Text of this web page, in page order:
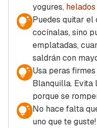
yogures, helados
Puedes quitar el
cocínalas, sino
emplatadas,
saldrán con
Usa peras
Blanquilla. Evita
porque se
No hace falta
uno que te